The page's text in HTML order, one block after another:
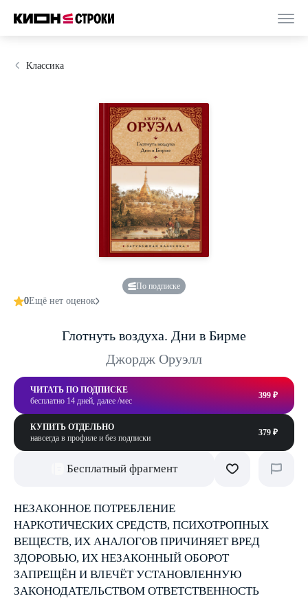
Классика
По подписке
0Ещё нет оценок
Глотнуть воздуха. Дни в Бирме
Джордж Оруэлл
ЧИТАТЬ ПО ПОДПИСКЕ
бесплатно 14 дней, далее /мес
399 ₽
КУПИТЬ ОТДЕЛЬНО
навсегда в профиле и без подписки
379 ₽
Бесплатный фрагмент
НЕЗАКОННОЕ ПОТРЕБЛЕНИЕ
НАРКОТИЧЕСКИХ СРЕДСТВ, ПСИХОТРОПНЫХ
ВЕЩЕСТВ, ИХ АНАЛОГОВ ПРИЧИНЯЕТ ВРЕД
ЗДОРОВЬЮ, ИХ НЕЗАКОННЫЙ ОБОРОТ
ЗАПРЕЩЁН И ВЛЕЧЁТ УСТАНОВЛЕННУЮ
ЗАКОНОДАТЕЛЬСТВОМ ОТВЕТСТВЕННОСТЬ